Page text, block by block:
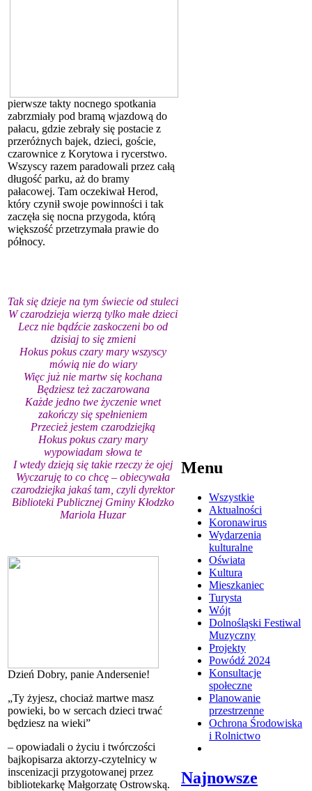
pierwsze takty nocnego spotkania
zabrzmiały pod bramą wjazdową do
pałacu, gdzie zebrały się postacie z
przeróżnych bajek, dzieci, goście,
czarownice z Korytowa i rycerstwo.
Wszyscy razem paradowali przez całą
długość parku, aż do bramy
pałacowej. Tam oczekiwał Herod,
który czynił swoje powinności i tak
zaczęła się nocna przygoda, którą
większość przetrzymała prawie do
północy.
Tak się dzieje na tym świecie od stuleci
W czarodzieja wierzą tylko małe dzieci
Lecz nie bądźcie zaskoczeni bo od
dzisiaj to się zmieni
Hokus pokus czary mary wszyscy
mówią nie do wiary
Więc już nie martw się kochana
Będziesz też zaczarowana
Każde jedno twe życzenie wnet
zakończy się spełnieniem
Przecież jestem czarodziejką
Hokus pokus czary mary
wypowiadam słowa te
I wtedy dzieją się takie rzeczy że ojej
Wyczaruję to co chcę – obiecywała
czarodziejka jakaś tam, czyli dyrektor
Biblioteki Publicznej Gminy Kłodzko
Mariola Huzar
Dzień Dobry, panie Andersenie!
„Ty żyjesz, chociaż martwe masz
powieki, bo w sercach dzieci trwać
będziesz na wieki”
– opowiadali o życiu i twórczości
bajkopisarza aktorzy-czytelnicy w
inscenizacji przygotowanej przez
bibliotekarkę Małgorzatę Ostrowską.
Menu
Wszystkie
Aktualności
Koronawirus
Wydarzenia
kulturalne
Oświata
Kultura
Mieszkaniec
Turysta
Wójt
Dolnośląski Festiwal
Muzyczny
Projekty
Powódź 2024
Konsultacje
społeczne
Planowanie
przestrzenne
Ochrona Środowiska
i Rolnictwo
Najnowsze